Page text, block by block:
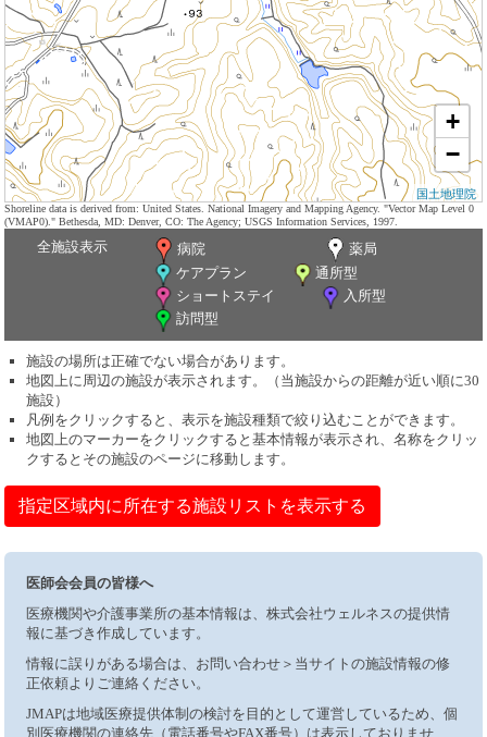
+
−
国土地理院
Shoreline data is derived from: United States. National Imagery and Mapping Agency. "Vector Map Level 0
(VMAP0)." Bethesda, MD: Denver, CO: The Agency; USGS Information Services, 1997.
全施設表示 病院
薬局
ケアプラン
通所型
ショートステイ
入所型
訪問型
施設の場所は正確でない場合があります。
地図上に周辺の施設が表示されます。（当施設からの距離が近い順に30
施設）
凡例をクリックすると、表示を施設種類で絞り込むことができます。
地図上のマーカーをクリックすると基本情報が表示され、名称をクリッ
クするとその施設のページに移動します。
指定区域内に所在する施設リストを表示する
医師会会員の皆様へ
医療機関や介護事業所の基本情報は、株式会社ウェルネスの提供情
報に基づき作成しています。
情報に誤りがある場合は、お問い合わせ＞当サイトの施設情報の修
正依頼よりご連絡ください。
JMAPは地域医療提供体制の検討を目的として運営しているため、個
別医療機関の連絡先（電話番号やFAX番号）は表示しておりませ